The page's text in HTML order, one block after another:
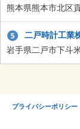
熊本県熊本市北区
二戸時計工業
岩手県二戸市下斗
プライバシーポリシー